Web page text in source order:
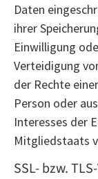
Daten
ihrer
Einwilligung
Verteidigung
der Rechte
Person oder
Interesses der
Mitgliedstaats
SSL- bzw.